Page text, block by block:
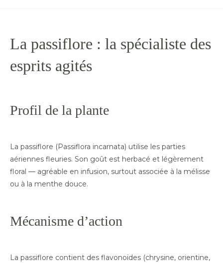
La passiflore : la spécialiste des
esprits agités
Profil de la plante
La passiflore (Passiflora incarnata) utilise les parties
aériennes fleuries. Son goût est herbacé et légèrement
floral — agréable en infusion, surtout associée à la mélisse
ou à la menthe douce.
Mécanisme d’action
La passiflore contient des flavonoïdes (chrysine, orientine,